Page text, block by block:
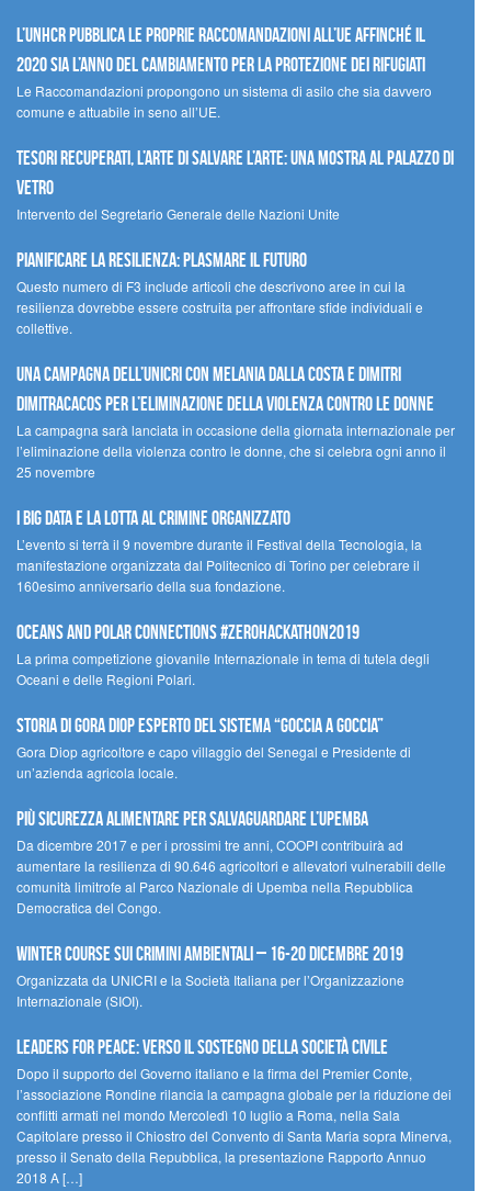
L’UNHCR pubblica le proprie raccomandazioni all’UE affinché il
2020 sia l’anno del cambiamento per la protezione dei rifugiati
Le Raccomandazioni propongono un sistema di asilo che sia davvero
comune e attuabile in seno all’UE.
Tesori recuperati, l’arte di salvare l’arte: una mostra al Palazzo di
Vetro
Intervento del Segretario Generale delle Nazioni Unite
Pianificare la resilienza: plasmare il futuro
Questo numero di F3 include articoli che descrivono aree in cui la
resilienza dovrebbe essere costruita per affrontare sfide individuali e
collettive.
Una campagna dell’UNICRI con Melania Dalla Costa e Dimitri
Dimitracacos per l’eliminazione della violenza contro le donne
La campagna sarà lanciata in occasione della giornata internazionale per
l’eliminazione della violenza contro le donne, che si celebra ogni anno il
25 novembre
I Big Data e la lotta al crimine organizzato
L’evento si terrà il 9 novembre durante il Festival della Tecnologia, la
manifestazione organizzata dal Politecnico di Torino per celebrare il
160esimo anniversario della sua fondazione.
Oceans and Polar Connections #ZEROHackathon2019
La prima competizione giovanile Internazionale in tema di tutela degli
Oceani e delle Regioni Polari.
STORIA DI GORA DIOP ESPERTO DEL SISTEMA “GOCCIA A GOCCIA”
Gora Diop agricoltore e capo villaggio del Senegal e Presidente di
un’azienda agricola locale.
Più sicurezza alimentare per salvaguardare l’Upemba
Da dicembre 2017 e per i prossimi tre anni, COOPI contribuirà ad
aumentare la resilienza di 90.646 agricoltori e allevatori vulnerabili delle
comunità limitrofe al Parco Nazionale di Upemba nella Repubblica
Democratica del Congo.
Winter Course sui Crimini Ambientali – 16-20 Dicembre 2019
Organizzata da UNICRI e la Società Italiana per l’Organizzazione
Internazionale (SIOI).
Leaders for peace: verso il sostegno della società civile
Dopo il supporto del Governo italiano e la firma del Premier Conte,
l’associazione Rondine rilancia la campagna globale per la riduzione dei
conflitti armati nel mondo Mercoledì 10 luglio a Roma, nella Sala
Capitolare presso il Chiostro del Convento di Santa Maria sopra Minerva,
presso il Senato della Repubblica, la presentazione Rapporto Annuo
2018 A […]